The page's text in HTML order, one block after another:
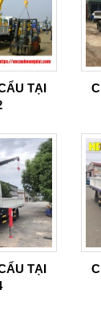
TẠI
TẠI